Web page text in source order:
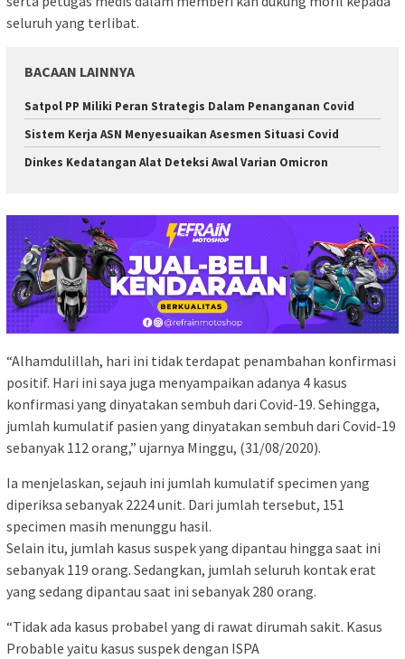
seluruh yang terlibat.
BACAAN LAINNYA
Satpol PP Miliki Peran Strategis Dalam Penanganan Covid
Sistem Kerja ASN Menyesuaikan Asesmen Situasi Covid
Dinkes Kedatangan Alat Deteksi Awal Varian Omicron
“Alhamdulillah, hari ini tidak terdapat penambahan konfirmasi
positif. Hari ini saya juga menyampaikan adanya 4 kasus
konfirmasi yang dinyatakan sembuh dari Covid-19. Sehingga,
jumlah kumulatif pasien yang dinyatakan sembuh dari Covid-19
sebanyak 112 orang,” ujarnya Minggu, (31/08/2020).
Ia menjelaskan, sejauh ini jumlah kumulatif specimen yang
diperiksa sebanyak 2224 unit. Dari jumlah tersebut, 151
specimen masih menunggu hasil.
Selain itu, jumlah kasus suspek yang dipantau hingga saat ini
sebanyak 119 orang. Sedangkan, jumlah seluruh kontak erat
yang sedang dipantau saat ini sebanyak 280 orang.
“Tidak ada kasus probabel yang di rawat dirumah sakit. Kasus
Probable yaitu kasus suspek dengan ISPA